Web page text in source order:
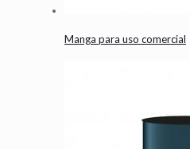
Manga para uso comercial